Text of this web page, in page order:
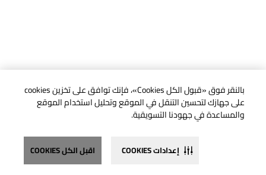
بالنقر فوق «قبول الكل Cookies»، فإنك توافق على تخزين cookies
على جهازك لتحسين التنقل في الموقع وتحليل استخدام الموقع
والمساعدة في جهودنا التسويقية.
اقبل الكل COOKIES إعدادات COOKIES